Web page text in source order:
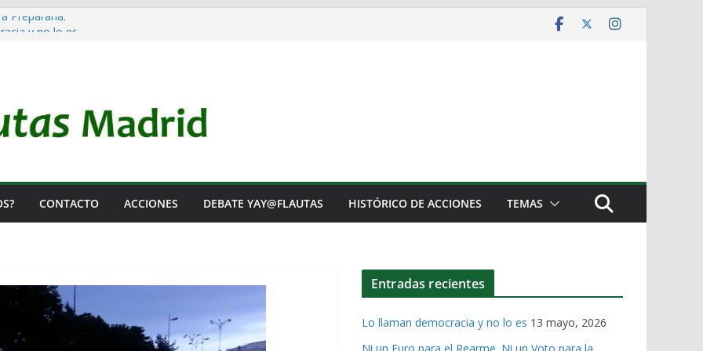
Prepararla.
CONTACTO ACCIONES DEBATE YAY@FLAUTAS HISTÓRICO DE ACCIONES TEMAS
Entradas recientes
Lo llaman democracia y no lo es 13 mayo, 2026